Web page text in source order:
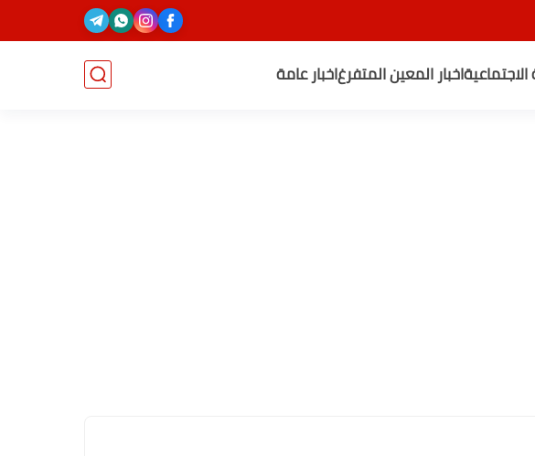
الاجتماعيةاخبار المعين المتفرغاخبار عامة